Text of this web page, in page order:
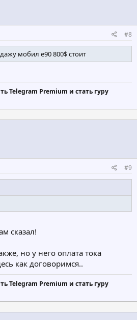
#8
мобил е90 800$ стоит
Telegram Premium и стать гуру
#9
сказал!
но у него оплата тока
как договоримся..
Telegram Premium и стать гуру